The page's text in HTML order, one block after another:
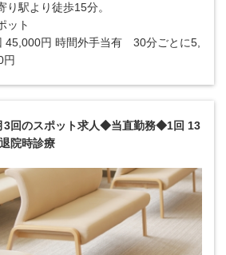
り駅より徒歩15分。
ット
45,000円 時間外手当有 30分ごとに5,
円
3回のスポット求人◆当直勤務◆1回 13
院時診療